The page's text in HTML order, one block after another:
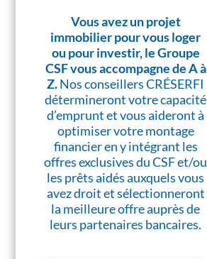
Vous avez un projet
immobilier pour vous loger
ou pour investir, le Groupe
CSF vous accompagne de A à
Z.Nos conseillers CRÉSERFI
détermineront votre capacité
d’emprunt et vous aideront à
optimiser votre montage
financier en y intégrant les
offres exclusives du CSF et/ou
les prêts aidés auxquels vous
avez droit et sélectionneront
la meilleure offre auprès de
leurs partenaires bancaires.